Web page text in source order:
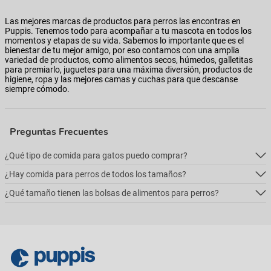
Las mejores marcas de productos para perros las encontras en
Puppis. Tenemos todo para acompañar a tu mascota en todos los
momentos y etapas de su vida. Sabemos lo importante que es el
bienestar de tu mejor amigo, por eso contamos con una amplia
variedad de productos, como alimentos secos, húmedos, galletitas
para premiarlo, juguetes para una máxima diversión, productos de
higiene, ropa y las mejores camas y cuchas para que descanse
siempre cómodo.
Preguntas Frecuentes
¿Qué tipo de comida para gatos puedo comprar?
Podés comprar online 5 tipos: alimento seco para perros, alimento
húmedo, alimento medicado, para necesidades especialesy alimentos
¿Hay comida para perros de todos los tamaños?
Podés comprar online 5 tipos: alimento seco para perros, alimento
¿Qué tamaño tienen las bolsas de alimentos para perros?